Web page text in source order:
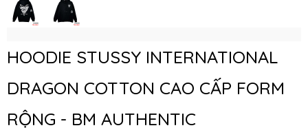
HOODIE STUSSY INTERNATIONAL
DRAGON COTTON CAO CẤP FORM
RỘNG - BM AUTHENTIC